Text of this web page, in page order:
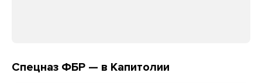
Спецназ ФБР — в Капитолии